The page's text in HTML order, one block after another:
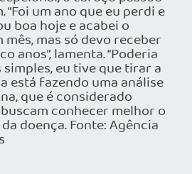
“Foi um ano que eu perdi e
boa hoje e acabei o
mas só devo receber
anos”, lamenta. “Poderia
eu tive que tirar a
está fazendo uma análise
que é considerado
conhecer melhor o
doença. Fonte: Agência